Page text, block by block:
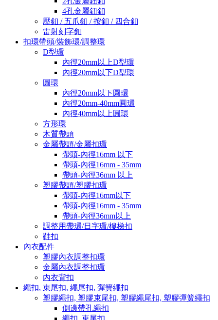
4孔金屬鈕釦
壓釦 / 五爪釦 / 按釦 / 四合釦
雷射刻字釦
扣環帶頭/裝飾環/調整環
D型環
內徑20mm以上D型環
內徑20mm以下D型環
圓環
內徑20mm以下圓環
內徑20mm-40mm圓環
內徑40mm以上圓環
方形環
木質帶頭
金屬帶頭/金屬扣環
帶頭-內徑16mm 以下
帶頭-內徑16mm - 35mm
帶頭-內徑36mm 以上
塑膠帶頭/塑膠扣環
帶頭-內徑16mm以下
帶頭-內徑16mm - 35mm
帶頭-內徑36mm以上
調整用帶環/日字環/樓梯扣
鞋扣
內衣配件
塑膠內衣調整扣環
金屬內衣調整扣環
內衣背扣
繩扣, 束尾扣, 繩尾扣, 彈簧繩扣
塑膠繩扣, 塑膠束尾扣, 塑膠繩尾扣, 塑膠彈簧繩扣
側邊帶孔繩扣
繩扣, 束尾扣